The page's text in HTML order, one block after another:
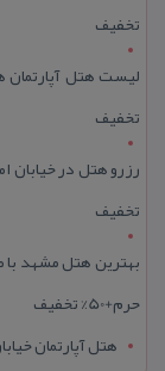
تخفیف
تخفیف
تخفیف
بهترین هتل مشهد با
حرم+50% تخفیف
هتل آپارتمان خیابان امام رضا 1، 2،